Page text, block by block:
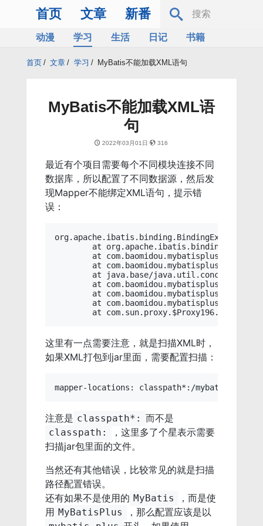
首页 文章 新番
动漫 学习 生活 日记
书籍
首页 / 文章 / 学习 / MyBatis不能加载XML语句
MyBatis不能加载XML语
句
2022年03月01日 316
最近有个项目需要每个不同模块连接不同
数据库，所以配置了不同数据源，然后发
现Mapper不能绑定XML语句，提示错
误：
org.apache.ibatis.binding.BindingException:
这里有一点需要注意，就是扫描XML时，
如果XML打包到jar里面，需要配置扫描：
注意是 classpath*: 而不是
classpath:
，这里多了个星表示需要
扫描jar包里面的文件。
当然还有其他错误，比较常见的就是扫描
路径配置错误。
还有如果不是使用的 MyBatis
，而是使
用 MyBatisPlus ，那么配置应该是以